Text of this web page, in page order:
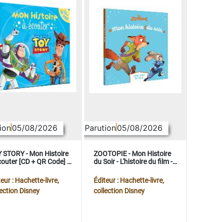
05/08/2026
STORY - Mon Histoire
[CD + QR Code] -
: Hachette-livre,
Disney
Parution05/08/2026
ZOOTOPIE - Mon Histoire
du Soir - L'histoire du film -
Éditeur : Hachette-livre,
collection Disney